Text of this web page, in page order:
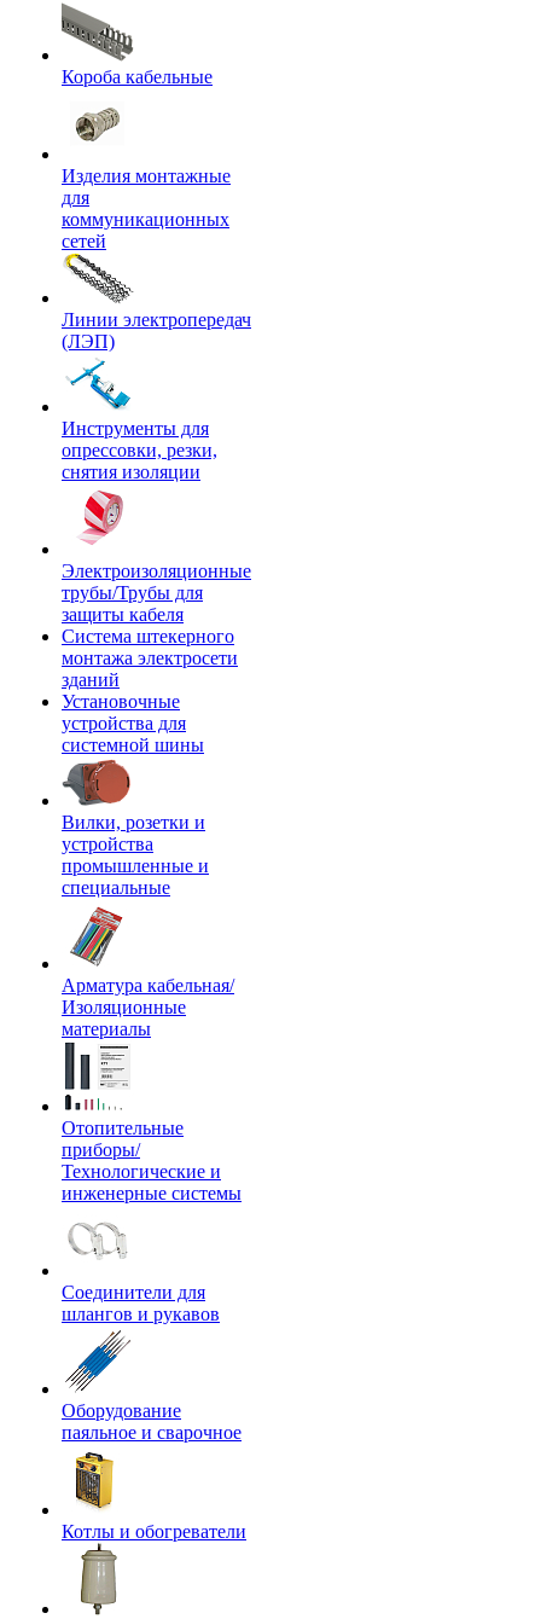
Короба кабельные
Изделия монтажные
для
коммуникационных
сетей
Линии электропередач
(ЛЭП)
Инструменты для
опрессовки, резки,
снятия изоляции
Электроизоляционные
трубы/Трубы для
защиты кабеля
Система штекерного
монтажа электросети
зданий
Установочные
устройства для
системной шины
Вилки, розетки и
устройства
промышленные и
специальные
Арматура кабельная/
Изоляционные
материалы
Отопительные
приборы/
Технологические и
инженерные системы
Соединители для
шлангов и рукавов
Оборудование
паяльное и сварочное
Котлы и обогреватели